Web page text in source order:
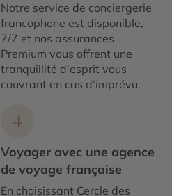
Notre service de conciergerie
francophone est disponible,
7/7 et nos assurances
Premium vous offrent une
tranquillité d'esprit vous
couvrant en cas d’imprévu.
4
Voyager avec une agence
de voyage française
En choisissant Cercle des